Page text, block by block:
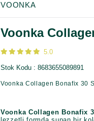
VOONKA
Voonka
5.0
Stok Kodu 8683655089891
Voonka Collagen Bonafix 30
Voonka Collagen Bonafix